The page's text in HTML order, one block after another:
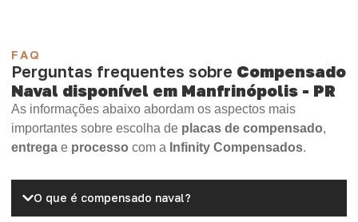
FAQ
Perguntas frequentes sobre Compensado
Naval disponível em Manfrinópolis - PR
As informações abaixo abordam os aspectos mais
importantes sobre escolha de placas de compensado,
entrega e processo com a Infinity Compensados.
O que é compensado naval?